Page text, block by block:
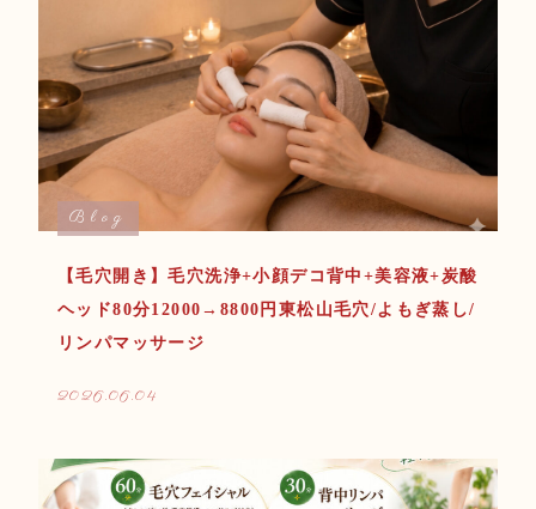
Blog
【毛穴開き】毛穴洗浄+小顔デコ背中+美容液+炭酸
ヘッド80分12000→8800円東松山毛穴/よもぎ蒸し/
リンパマッサージ
2026.06.04